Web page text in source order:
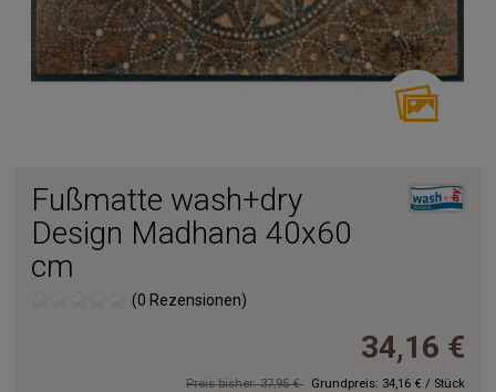
Fußmatte wash+dry
Design Madhana 40x60
cm
(0 Rezensionen)
34,16 €
Preis bisher: 37,95 € Grundpreis: 34,16 € / Stück